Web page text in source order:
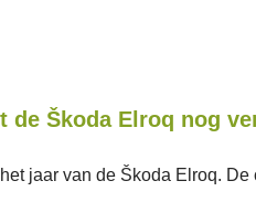
de Škoda Elroq nog
jaar van de Škoda Elroq.